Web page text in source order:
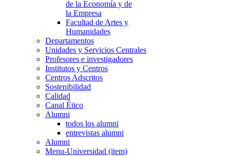
de la Economía y de
la Empresa
Facultad de Artes y
Humanidades
Departamentos
Unidades y Servicios Centrales
Profesores e investigadores
Institutos y Centros
Centros Adscritos
Sostenibilidad
Calidad
Canal Ético
Alumni
todos los alumni
entrevistas alumni
Alumni
Menu-Universidad (item)